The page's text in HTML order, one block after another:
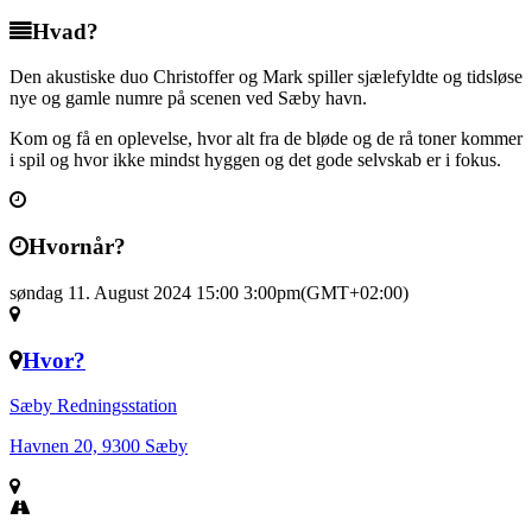
Hvad?
Den akustiske duo Christoffer og Mark spiller sjælefyldte og tidsløse
nye og gamle numre på scenen ved Sæby havn.
Kom og få en oplevelse, hvor alt fra de bløde og de rå toner kommer
i spil og hvor ikke mindst hyggen og det gode selvskab er i fokus.
Hvornår?
søndag 11. August 2024 15:00 3:00pm(GMT+02:00)
Hvor?
Sæby Redningsstation
Havnen 20, 9300 Sæby